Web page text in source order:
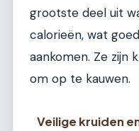
grootste deel uit
calorieën, wat
aankomen. Ze zijn
om op te kauwen.
Veilige kruiden